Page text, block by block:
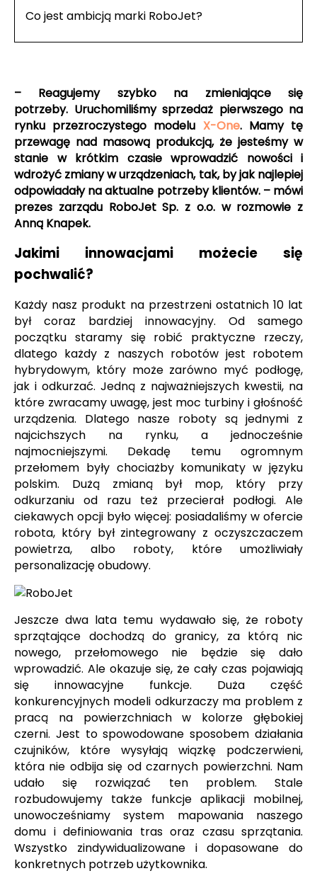
Co jest ambicją marki RoboJet?
–
Reagujemy szybko na zmieniające się
potrzeby. Uruchomiliśmy sprzedaż pierwszego na
rynku przezroczystego modelu X-One. Mamy tę
przewagę nad masową produkcją, że jesteśmy w
stanie w krótkim czasie wprowadzić nowości i
wdrożyć zmiany w urządzeniach, tak, by jak najlepiej
odpowiadały na aktualne potrzeby klientów. – mówi
prezes zarządu RoboJet Sp. z o.o. w rozmowie z
Anną Knapek.
Jakimi innowacjami możecie się
pochwalić?
Każdy nasz produkt na przestrzeni ostatnich 10 lat
był coraz bardziej innowacyjny. Od samego
początku staramy się robić praktyczne rzeczy,
dlatego każdy z naszych robotów jest robotem
hybrydowym, który może zarówno myć podłogę,
jak i odkurzać. Jedną z najważniejszych kwestii, na
które zwracamy uwagę, jest moc turbiny i głośność
urządzenia. Dlatego nasze roboty są jednymi z
najcichszych na rynku, a jednocześnie
najmocniejszymi. Dekadę temu ogromnym
przełomem były chociażby komunikaty w języku
polskim. Dużą zmianą był mop, który przy
odkurzaniu od razu też przecierał podłogi. Ale
ciekawych opcji było więcej: posiadaliśmy w ofercie
robota, który był zintegrowany z oczyszczaczem
powietrza, albo roboty, które umożliwiały
personalizację obudowy.
Jeszcze dwa lata temu wydawało się, że roboty
sprzątające dochodzą do granicy, za którą nic
nowego, przełomowego nie będzie się dało
wprowadzić. Ale okazuje się, że cały czas pojawiają
się innowacyjne funkcje. Duża część
konkurencyjnych modeli odkurzaczy ma problem z
pracą na powierzchniach w kolorze głębokiej
czerni. Jest to spowodowane sposobem działania
czujników, które wysyłają wiązkę podczerwieni,
która nie odbija się od czarnych powierzchni. Nam
udało się rozwiązać ten problem. Stale
rozbudowujemy także funkcje aplikacji mobilnej,
unowocześniamy system mapowania naszego
domu i definiowania tras oraz czasu sprzątania.
Wszystko zindywidualizowane i dopasowane do
konkretnych potrzeb użytkownika.